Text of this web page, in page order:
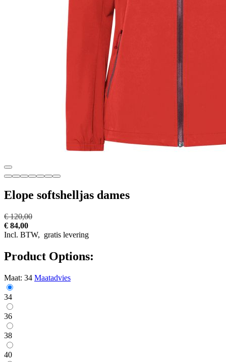
Elope softshelljas dames
€ 120,00
€ 84,00
Incl. BTW, gratis levering
Product Options:
Maat: 34 Maatadvies
34
36
38
40